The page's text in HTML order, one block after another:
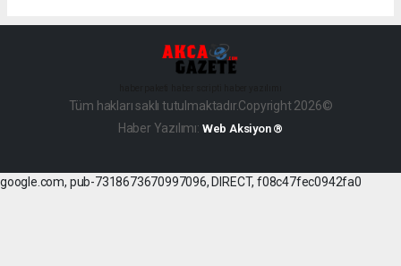
Tüm hakları saklı tutulmaktadır.Copyright 2026©
Haber Yazılımı: Web Aksiyon ®
google.com, pub-7318673670997096, DIRECT, f08c47fec0942fa0